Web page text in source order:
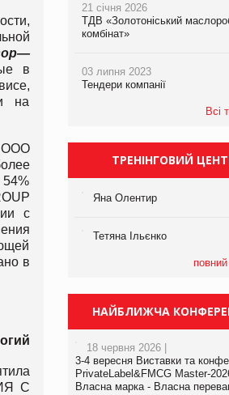
—
в
на
ООО
54%
с
в
С
21 січня 2026
ТДВ «Золотоніський
комбінат»
03 липня 2023
Тендери компанії
Всі
ТРЕНІНГОВИЙ
Яна Олентир
Тетяна Ільєнко
НАЙБЛИЖЧА
18 червня 2026 |
3-4 вересня Виставки та
PrivateLabel&FMCG Master-
Власна марка - Власна